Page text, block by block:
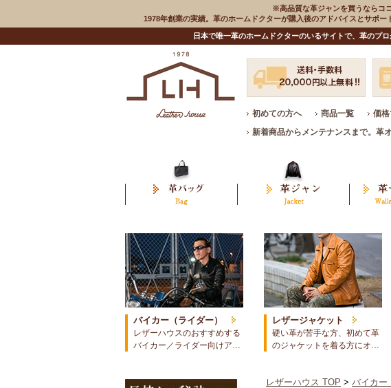
※高品質な革ジャンを買うならコ
1978年創業の実績。革のホームドクターが購入後のアドバイスとサポ
日本で唯一革のホームドクターのいるサイトで、革のプ
初めての方へ 商品一覧 価
新着商品からメンテナンスまで。革
バイカー（ライダー）
レザーハウスのおすすめする
バイカー／ライダー向けア…
レザージャケット
硬い革が苦手な方、初めて革
のジャケットを着る方にオ…
レザーハウス TOP > バイカー